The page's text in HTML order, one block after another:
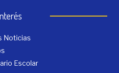
Noticias
Escolar